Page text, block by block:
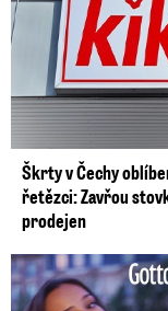
Škrty v Čechy
řetězci: Zavřou
prodejen
Gottova dcera